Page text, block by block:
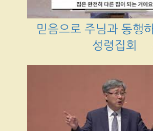
믿음으로 주님과 동행
성령집회